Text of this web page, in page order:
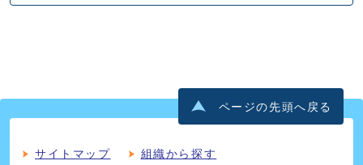
ページの先頭へ戻る
サイトマップ 組織から探す